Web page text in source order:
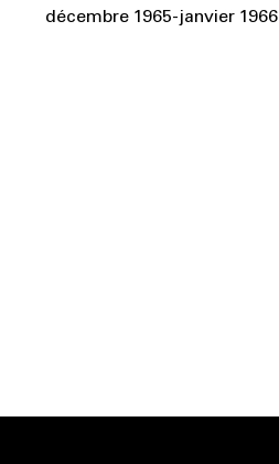
décembre 1965-janvier 1966